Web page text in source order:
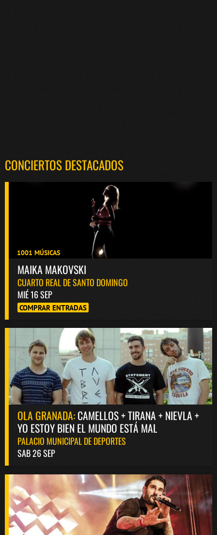
CONCIERTOS DESTACADOS
1001 MÚSICAS
MAIKA MAKOVSKI
CUARTO REAL DE SANTO DOMINGO
MIÉ 16 SEP
COMPRAR ENTRADAS
OLA GRANADA:CAMELLOS + TIRANA + NIEVLA +
YO ESTOY BIEN EL MUNDO ESTÁ MAL
PALACIO MUNICIPAL DE DEPORTES
SAB 26 SEP